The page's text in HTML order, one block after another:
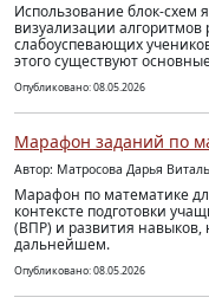
Использование блок-схем
визуализации
слабоуспевающих
этого существуют
Опубликовано: 08.05.2026
Марафон заданий по
Автор: Матросова Дарья
Марафон по математике
контексте подготовки
(ВПР) и развития навыков,
дальнейшем.
Опубликовано: 08.05.2026